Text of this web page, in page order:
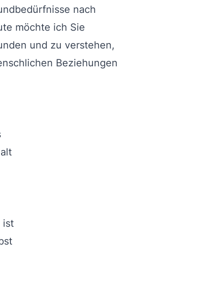
nach
möchte ich Sie
und zu verstehen,
Beziehungen
ist